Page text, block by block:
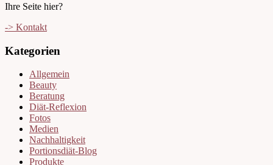
Ihre Seite hier?
-> Kontakt
Kategorien
Allgemein
Beauty
Beratung
Diät-Reflexion
Fotos
Medien
Nachhaltigkeit
Portionsdiät-Blog
Produkte